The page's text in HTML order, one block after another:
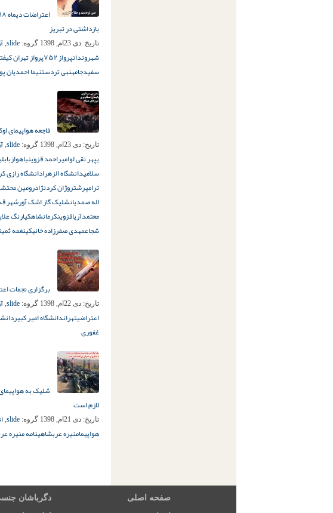
بازداشتی در تبریز
تاریخ: دی 23ام, 1398 گروه: slide
,
شهروندانپرواز ۷۵۲ پرواز تهران کیف
سفیدجامهنبی تردستنیما احمدیان
فاجعه هواپیمای
تاریخ: دی 23ام, 1398 گروه: slide
,
یپهر تقی لوامیراحمد قزوینیاهوازبابل
سلامیدانشگاه الزهرادانشگاه رازی
ترامپرشتروژان کردنژادرومین
اله صمدیانشلیک گاز اشک آورشهر
معتمدآریاقزوینکرمانشاهکیارنگ
شجاعمهدی صفرزاده خانیکینغمه
برگزاری تجمات
تاریخ: دی 22ام, 1398 گروه: slide
,
اعتراضیتهراندانشگاه امیر کبیر
غفوری
شلیک به
لازم است
تاریخ: دی 21ام, 1398 گروه: slide
,
هواپیمامنیره عربشاهینامه منیره
صفحه اصلی دگرباشان